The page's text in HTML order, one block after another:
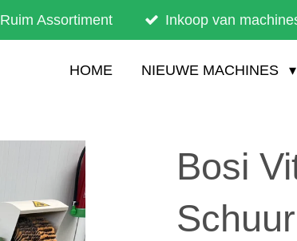
Ruim Assortiment Inkoop van
HOME NIEUWE MACHINES
Bosi